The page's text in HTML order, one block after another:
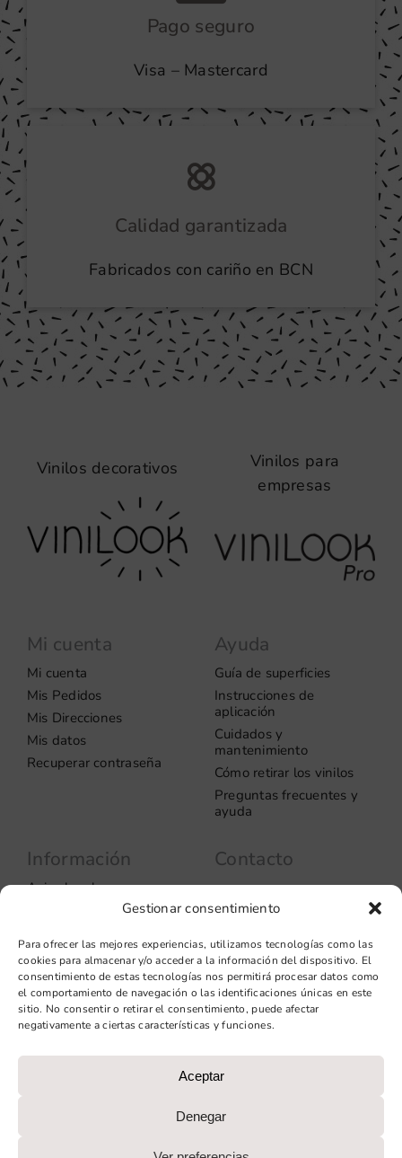
Gestionar consentimiento
Para ofrecer las mejores experiencias, utilizamos tecnologías como las
cookies para almacenar y/o acceder a la información del dispositivo. El
consentimiento de estas tecnologías nos permitirá procesar datos como
el comportamiento de navegación o las identificaciones únicas en este
sitio. No consentir o retirar el consentimiento, puede afectar
negativamente a ciertas características y funciones.
Aceptar
Denegar
Pago seguro
Visa – Mastercard
Calidad garantizada
Fabricados con cariño en BCN
Vinilos decorativos
Mi cuenta
Mi cuenta
Mis Pedidos
Mis Direcciones
Mis datos
Recuperar contraseña
Ayuda
Guía de superficies
Instrucciones de
aplicación
Cuidados y
mantenimiento
Cómo retirar los vinilos
Preguntas frecuentes y
ayuda
Información
Aviso legal
Política de privacidad
cookies
Condiciones de venta
Condiciones generales de
contratación
Diseño web: qualitystudio
Contacto
08037 – Barcelona
+34 93 706 51 69
hello@vinilook.net
Vinilos para
empresas
NEXT GENERATION (EU) DEL MECANISMO DE
RECUPERACIÓN Y RESILIENCIA